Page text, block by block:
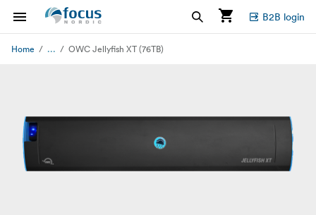
B2B login
Home ... OWC Jellyfish XT (76TB)